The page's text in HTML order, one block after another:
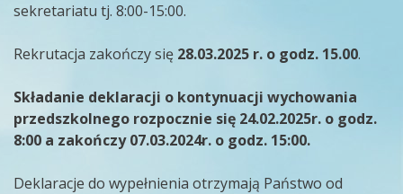
sekretariatu tj. 8:00-15:00.
Rekrutacja zakończy się 28.03.2025 r. o godz. 15.00.
Składanie deklaracji o kontynuacji wychowania
przedszkolnego rozpocznie się 24.02.2025r. o godz.
8:00 a zakończy 07.03.2024r. o godz. 15:00.
Deklaracje do wypełnienia otrzymają Państwo od